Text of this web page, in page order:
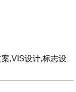
,VIS设计,标志设